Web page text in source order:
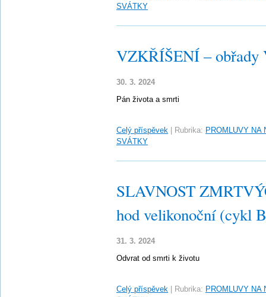
SVÁTKY
VZKŘÍŠENÍ – obřady
30. 3. 2024
Pán života a smrti
Celý příspěvek Rubrika: PROMLUVY NA
SVÁTKY
SLAVNOST
hod velikonoční (cykl
31. 3. 2024
Odvrat od smrti k životu
Celý příspěvek Rubrika: PROMLUVY NA